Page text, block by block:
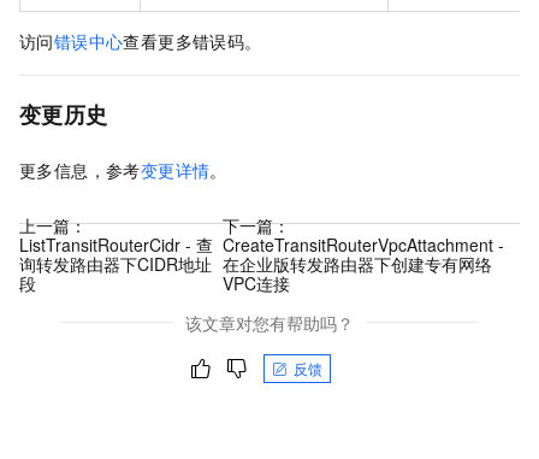
访问错误中心查看更多错误码。
变更历史
更多信息，参考变更详情。
上一篇：
ListTransitRouterCidr - 查
询转发路由器下CIDR地址
段
下一篇：
CreateTransitRouterVpcAttachment -
在企业版转发路由器下创建专有网络
VPC连接
该文章对您有帮助吗？
反馈